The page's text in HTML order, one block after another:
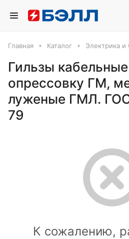
Главная Каталог Электрика и
Гильзы
опрессовку ГМ,
луженые ГМЛ.
79
К сожалению,